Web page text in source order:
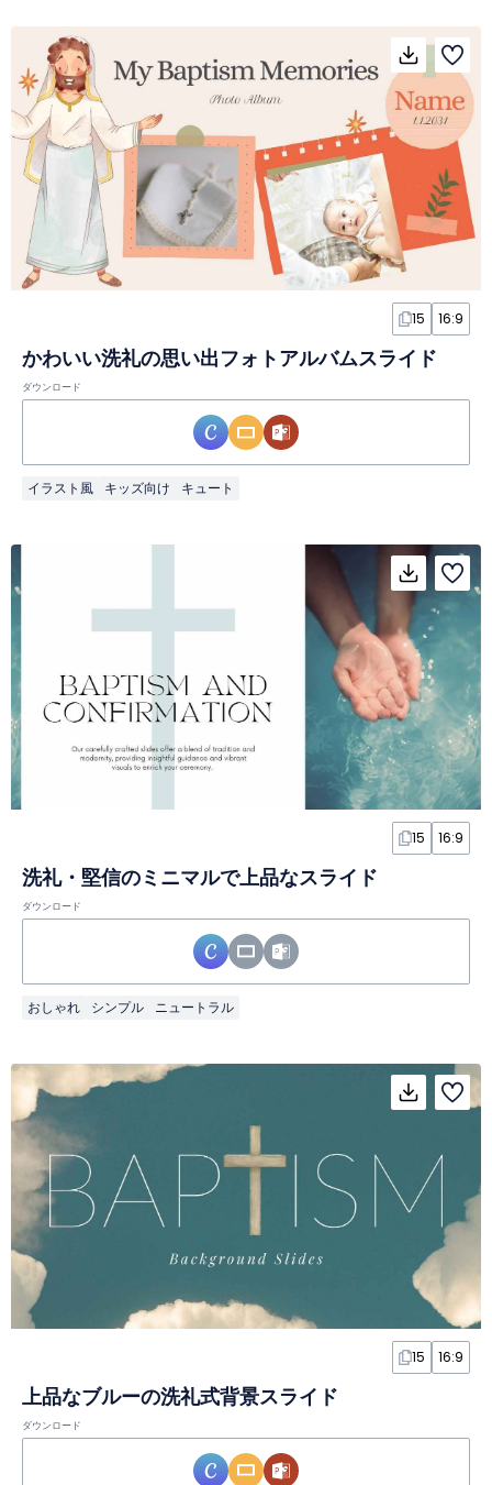
15 16:9
かわいい洗礼の思い出フォトアルバムスライド
ダウンロード
イラスト風 キッズ向け キュート
15 16:9
洗礼・堅信のミニマルで上品なスライド
ダウンロード
おしゃれ シンプル ニュートラル
15 16:9
上品なブルーの洗礼式背景スライド
ダウンロード